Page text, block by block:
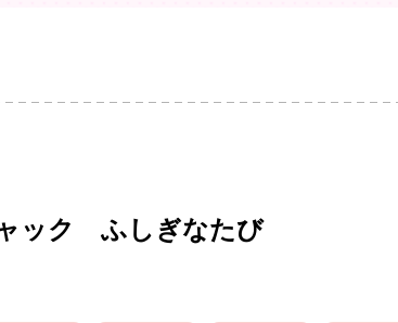
ック ふしぎなたび